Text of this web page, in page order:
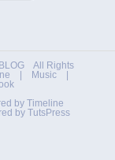
All Rights
Music
by Timeline
by TutsPress